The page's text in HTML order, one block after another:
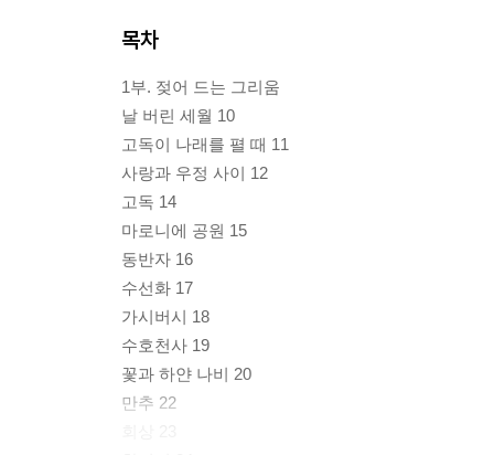
목차
1부. 젖어 드는 그리움
날 버린 세월 10
고독이 나래를 펼 때 11
사랑과 우정 사이 12
고독 14
마로니에 공원 15
동반자 16
수선화 17
가시버시 18
수호천사 19
꽃과 하얀 나비 20
만추 22